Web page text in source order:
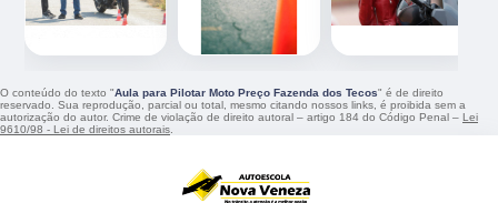
O conteúdo do texto "Aula para Pilotar Moto Preço Fazenda dos Tecos" é de direito
reservado. Sua reprodução, parcial ou total, mesmo citando nossos links, é proibida sem a
autorização do autor. Crime de violação de direito autoral – artigo 184 do Código Penal – Lei
9610/98 - Lei de direitos autorais